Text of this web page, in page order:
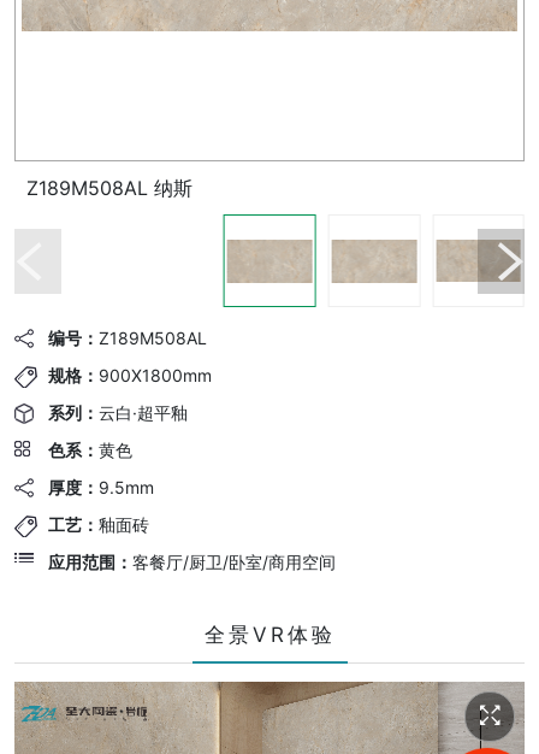
Z189M508AL 纳斯
编号： Z189M508AL
规格： 900X1800mm
系列： 云白·超平釉
色系： 黄色
厚度： 9.5mm
工艺： 釉面砖
应用范围： 客餐厅/厨卫/卧室/商用空间
全景VR体验